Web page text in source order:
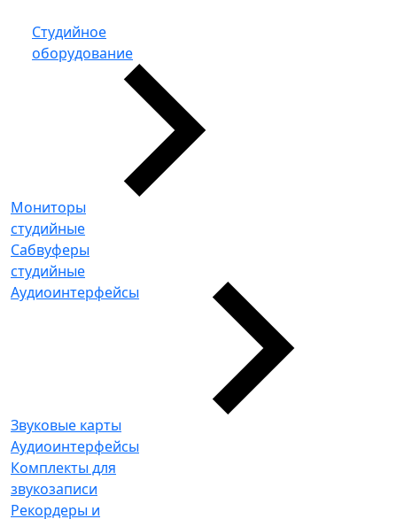
Студийное
оборудование
Мониторы
студийные
Сабвуферы
студийные
Аудиоинтерфейсы
Звуковые карты
Аудиоинтерфейсы
Комплекты для
звукозаписи
Рекордеры и